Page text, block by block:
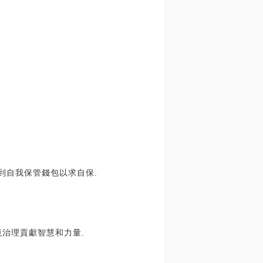
我保管錢包以求自保.
理貢獻智慧和力量.